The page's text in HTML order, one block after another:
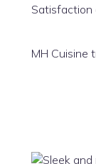
Satisfaction
MH Cuisine